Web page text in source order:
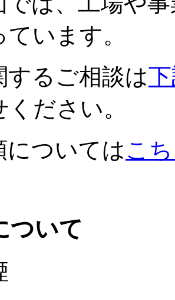
います。
するご相談は
ださい。
についてはこ
ついて